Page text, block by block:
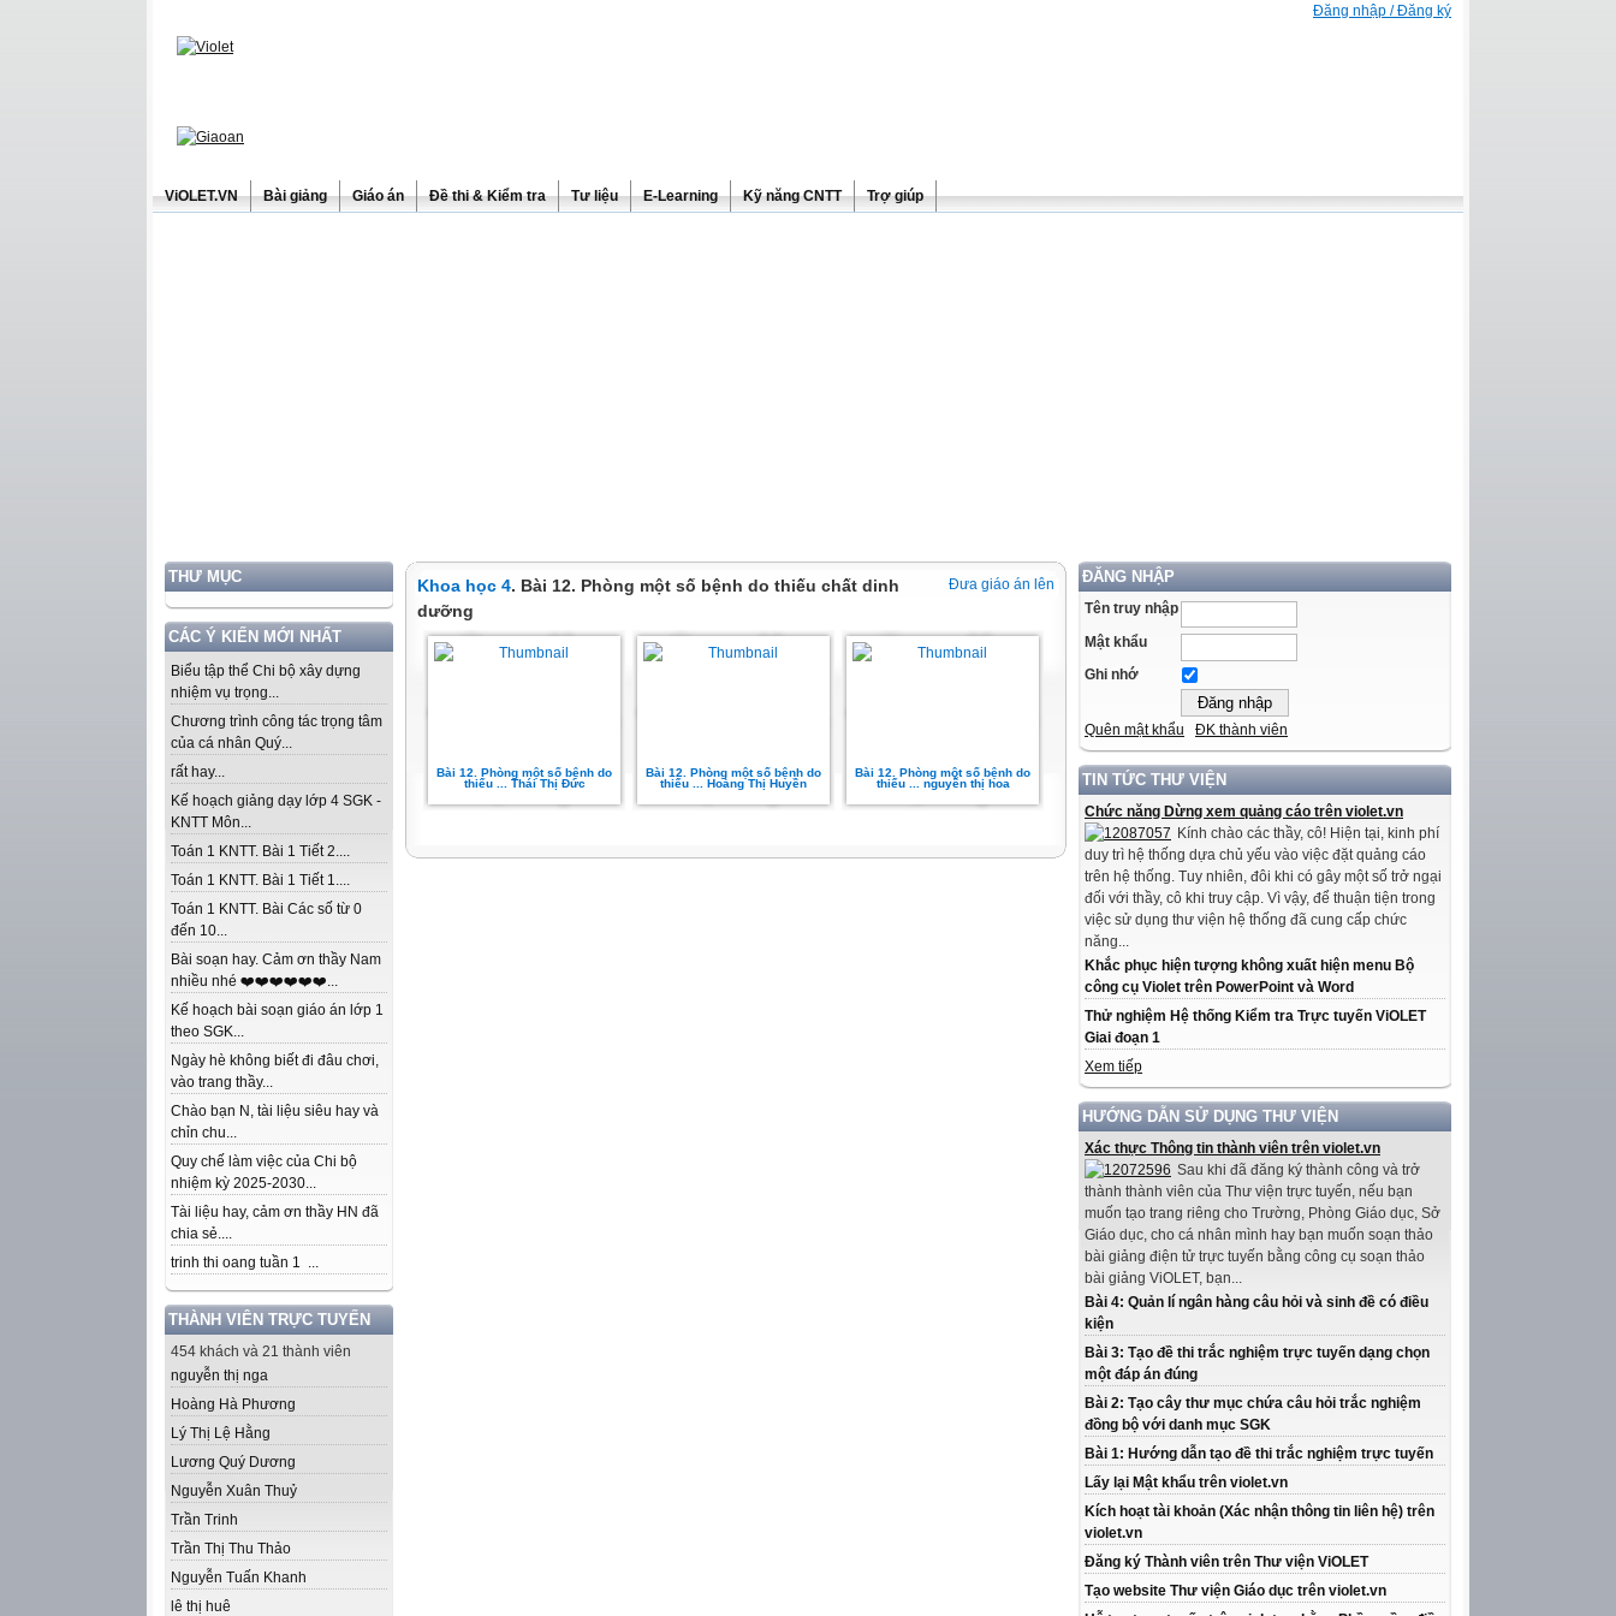
Đăng nhập / Đăng ký
ViOLET.VN Bài giảng Giáo án Đề thi & Kiểm tra Tư liệu E-Learning Kỹ năng CNTT Trợ giúp
THƯ MỤC
CÁC Ý KIẾN MỚI NHẤT
Biểu tập thể Chi bộ xây dựng
nhiệm vụ trọng...
Chương trình công tác trọng tâm
của cá nhân Quý...
rất hay...
Kế hoạch giảng dạy lớp 4 SGK -
KNTT Môn...
Toán 1 KNTT. Bài 1 Tiết 2....
Toán 1 KNTT. Bài 1 Tiết 1....
Toán 1 KNTT. Bài Các số từ 0
đến 10...
Bài soạn hay. Cảm ơn thầy Nam
nhiều nhé ❤️❤️❤️❤️❤️❤️...
Kế hoạch bài soạn giáo án lớp 1
theo SGK...
Ngày hè không biết đi đâu chơi,
vào trang thầy...
Chào bạn N, tài liệu siêu hay và
chỉn chu...
Quy chế làm việc của Chi bộ
nhiệm kỳ 2025-2030...
Tài liệu hay, cảm ơn thầy HN đã
chia sẻ....
trinh thi oang tuần 1 ...
THÀNH VIÊN TRỰC TUYẾN
454 khách và 21 thành viên
nguyễn thị nga
Hoàng Hà Phương
Lý Thị Lệ Hằng
Lương Quý Dương
Nguyễn Xuân Thuỷ
Trần Trinh
Trần Thị Thu Thảo
Nguyễn Tuấn Khanh
lê thị huê
ĐĂNG NHẬP
Tên truy nhập
Mật khẩu
Ghi nhớ
Quên mật khẩu ĐK thành viên
TIN TỨC THƯ VIỆN
Chức năng Dừng xem quảng cáo trên violet.vn
Kính chào các thầy, cô! Hiện tại, kinh phí
duy trì hệ thống dựa chủ yếu vào việc đặt quảng cáo
trên hệ thống. Tuy nhiên, đôi khi có gây một số trở ngại
đối với thầy, cô khi truy cập. Vì vậy, để thuận tiện trong
việc sử dụng thư viện hệ thống đã cung cấp chức
năng...
Khắc phục hiện tượng không xuất hiện menu Bộ
công cụ Violet trên PowerPoint và Word
Thử nghiệm Hệ thống Kiểm tra Trực tuyến ViOLET
Giai đoạn 1
Xem tiếp
HƯỚNG DẪN SỬ DỤNG THƯ VIỆN
Xác thực Thông tin thành viên trên violet.vn
Sau khi đã đăng ký thành công và trở
thành thành viên của Thư viện trực tuyến, nếu bạn
muốn tạo trang riêng cho Trường, Phòng Giáo dục, Sở
Giáo dục, cho cá nhân mình hay bạn muốn soạn thảo
bài giảng điện tử trực tuyến bằng công cụ soạn thảo
bài giảng ViOLET, bạn...
Bài 4: Quản lí ngân hàng câu hỏi và sinh đề có điều
kiện
Bài 3: Tạo đề thi trắc nghiệm trực tuyến dạng chọn
một đáp án đúng
Bài 2: Tạo cây thư mục chứa câu hỏi trắc nghiệm
đồng bộ với danh mục SGK
Bài 1: Hướng dẫn tạo đề thi trắc nghiệm trực tuyến
Lấy lại Mật khẩu trên violet.vn
Kích hoạt tài khoản (Xác nhận thông tin liên hệ) trên
violet.vn
Đăng ký Thành viên trên Thư viện ViOLET
Tạo website Thư viện Giáo dục trên violet.vn
Đưa giáo án lên
Khoa học 4. Bài 12. Phòng một số bệnh do thiếu chất dinh
dưỡng
Bài 12. Phòng một số bệnh do
thiếu ... Thái Thị Đức
Bài 12. Phòng một số bệnh do
thiếu ... Hoàng Thị Huyền
Bài 12. Phòng một số bệnh do
thiếu ... nguyễn thị hoa